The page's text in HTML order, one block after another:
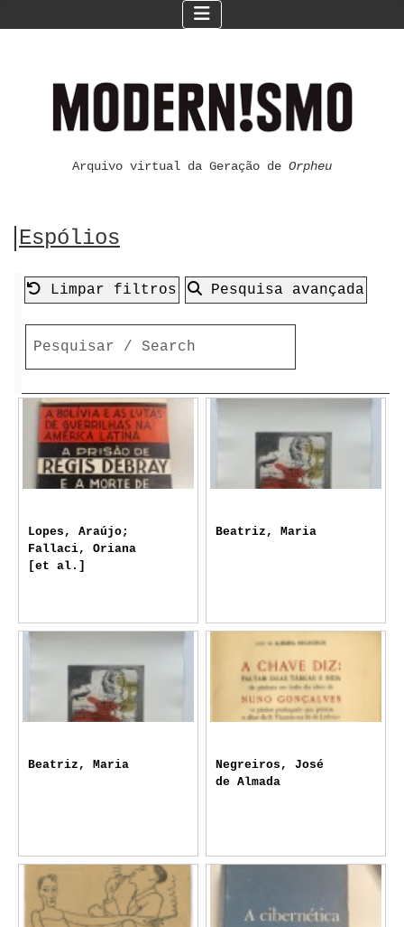
Arquivo virtual da Geração de Orpheu
Espólios
Limpar filtros Pesquisa avançada
Lopes, Araújo;
Fallaci, Oriana
[et al.]
Beatriz, Maria
Beatriz, Maria
Negreiros, José
de Almada